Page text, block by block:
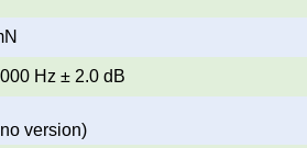
Hz ± 2.0 dB
version)